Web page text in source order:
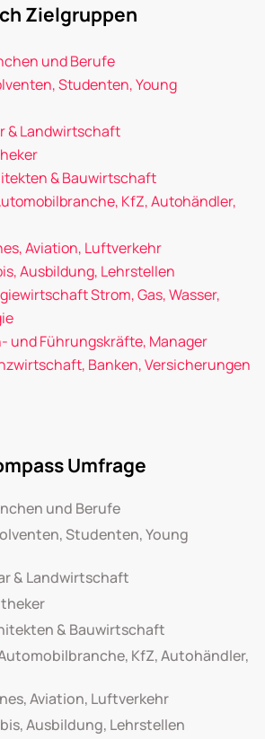
Zielgruppen
und Berufe
Studenten, Young
& Landwirtschaft
& Bauwirtschaft
KfZ, Autohändler,
Aviation, Luftverkehr
Ausbildung, Lehrstellen
Strom, Gas, Wasser,
und Führungskräfte, Manager
Banken, Versicherungen
Umfrage
und Berufe
Studenten, Young
& Landwirtschaft
& Bauwirtschaft
KfZ, Autohändler,
Aviation, Luftverkehr
Ausbildung, Lehrstellen